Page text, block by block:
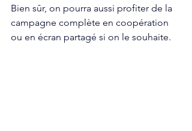
Bien sûr, on pourra aussi profiter de la
campagne complète en coopération
ou en écran partagé si on le souhaite.